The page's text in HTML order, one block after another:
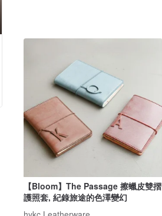
【Bloom】The Passage 擦蠟皮雙摺
護照套, 紀錄旅途的色澤變幻